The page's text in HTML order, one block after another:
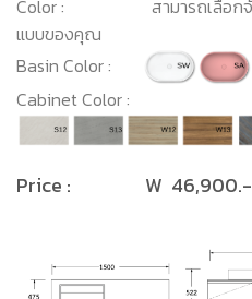
Color : สามารถเลือกจับคู่สี
แบบของคุณ
Basin Color :
Cabinet Color :
Price : W 46,900.-